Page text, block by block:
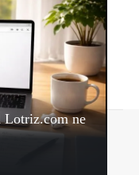
Lotriz.com ne
Sitemap